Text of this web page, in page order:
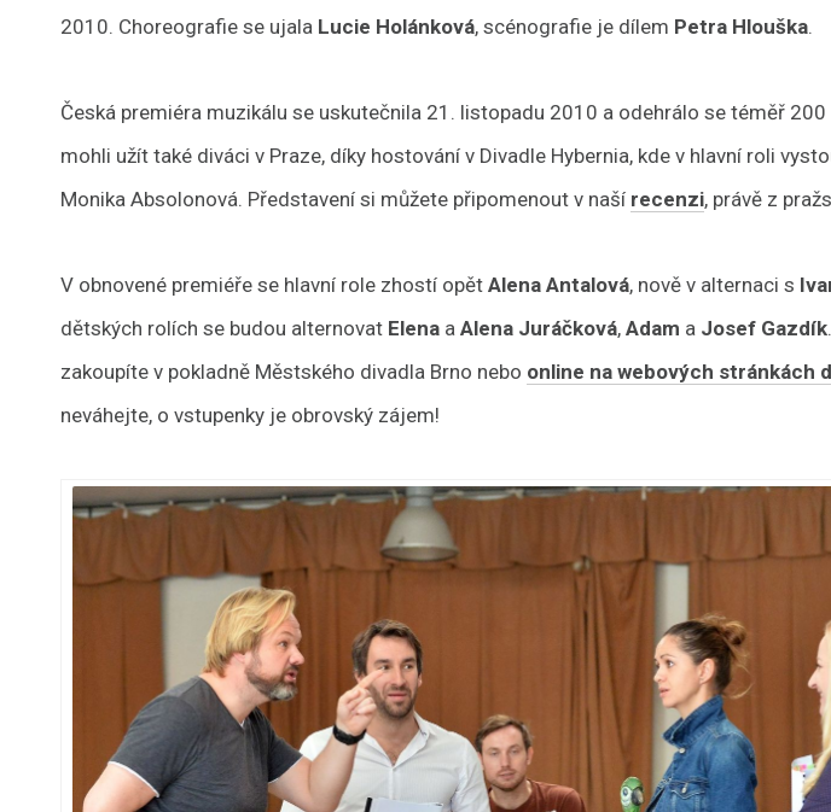
2010. Choreografie se ujala Lucie Holánková, scénografie je dílem Petra Hlouška.
Česká premiéra muzikálu se uskutečnila 21. listopadu 2010 a odehrálo se téměř
mohli užít také diváci v Praze, díky hostování v Divadle Hybernia, kde v hlavní roli
Monika Absolonová. Představení si můžete připomenout v naší recenzi, právě z
V obnovené premiéře se hlavní role zhostí opětAlena Antalová, nově v alternaci s
dětských rolích se budou alternovat Elena a Alena Juráčková, Adam a Josef Gazdík
zakoupíte v pokladně Městského divadla Brno nebo online na webových stránkách
neváhejte, o vstupenky je obrovský zájem!